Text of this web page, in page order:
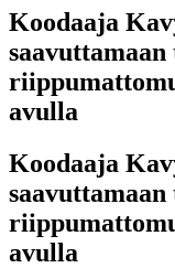
Koodaaja
avulla
Koodaaja
avulla